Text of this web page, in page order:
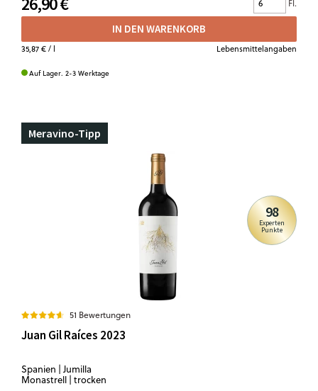
Fl.
IN DEN WARENKORB
35,87 €/ l Lebensmittelangaben
Auf Lager. 2-3 Werktage
Meravino-Tipp
98
Experten
Punkte
51 Bewertungen
Juan Gil Raíces 2023
Spanien | Jumilla
Monastrell | trocken